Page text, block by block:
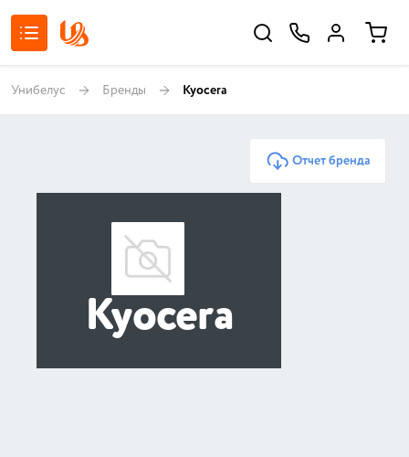
Унибелус Бренды Kyocera
Отчет бренда
Kyocera